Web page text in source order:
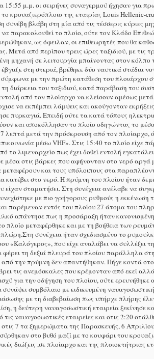
μ.μ. οι σειρήνες συναγερμού ήχησαν για
της εταιρίας Louis Hellenic-
βλάβη στη μία από τις τέσσερις κύριες
παρακολουθεί το πλοίο, ούτε τον Κλάδο
ως όφειλαν, οι επιθεωρητές που θα
Μετά από περίπου τρεις ώρες ταξιδιού, με τις
μηχανή σε λειτουργία μπαίνοντας στον
στη στεριά, βρέθηκε δύο ναυτικά στάδια
με την πρώτη κατάθεση του πλοιάρχου
του ταξιδιού, κατά παράβαση του
από τον πλοίαρχο να κλείσουν αμέσως
να εκπέμπει λάμψεις και ακούγονταν
πυρκαγιά. Επειδή ούτε τα κατά τόπους
και αποκόλλησαν το πλοίο οδηγώντας το
μετά την πρόσκρουση από τον πλοίαρχο,
μέσω VHF». Στις 15:40 το πλοίο είχε
λιμεναρχείο πως έχει δοθεί εντολή
μέσα στις βάρκες που αφήνονταν στο νερό
και τους υπόλοιπους στα
κατέβει στο νερό. Η πρύμνη του πλοίου ήταν
σταματήσει. Στη συνέχεια ανέλαβε να
με πιο γρήγορους ρυθμούς η εκκένωση
παρέμεναν εντός του πλοίου 27 άτομα του
απάντησε πως η προσάραξη ήταν
μεταφέρθηκε και με τη βοήθεια των
συνέχεια ήταν σχεδιασμένο το
«Καλόγερος», που είχε αναλάβει να
τη δεξιά πλευρά του πλοίου παράλληλα
την πρύμνη δεν απαντήθηκαν. Πήγε κοντά
τις ανεμόσκαλες που κρέμονταν από εκεί
για την οδήγηση του πλοίου, ούτε
συμβόλαιο με ειδικευμένη
με τη διαβεβαίωση πως υπήρχε πλήρης
η δεύτερη ναυαγοσωστική εταιρεία
ναυαγοσωστικές εταιρείες και στις 2:20
7 τα ξημερώματα της Παρασκευής, 6
στο βυθό μαζί με το κουφάρι του
διώξεις ,σε πλοίαρχο και της